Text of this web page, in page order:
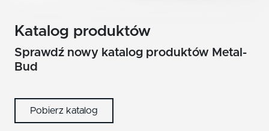
patyna
Katalog produktów
Sprawdź nowy katalog produktów Metal-
Bud
Pobierz katalog